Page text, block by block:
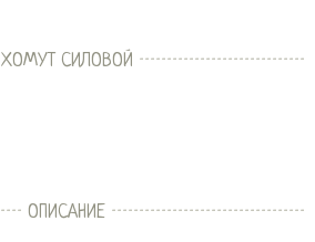
ХОМУТ СИЛОВОЙ
ОПИСАНИЕ